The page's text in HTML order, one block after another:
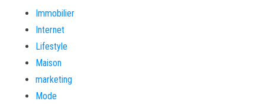
Immobilier
Internet
Lifestyle
Maison
marketing
Mode